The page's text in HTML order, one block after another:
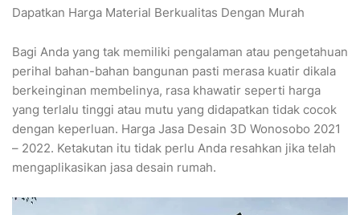
Dapatkan Harga Material Berkualitas Dengan Murah
Bagi Anda yang tak memiliki pengalaman atau pengetahuan
perihal bahan-bahan bangunan pasti merasa kuatir dikala
berkeinginan membelinya, rasa khawatir seperti harga
yang terlalu tinggi atau mutu yang didapatkan tidak cocok
dengan keperluan. Harga Jasa Desain 3D Wonosobo 2021
– 2022. Ketakutan itu tidak perlu Anda resahkan jika telah
mengaplikasikan jasa desain rumah.